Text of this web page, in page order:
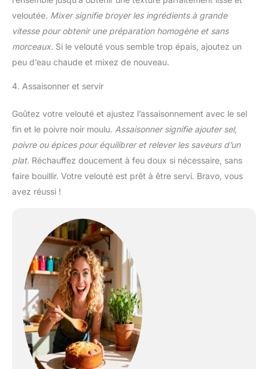
veloutée. Mixer signifie broyer les ingrédients à grande
vitesse pour obtenir une préparation homogène et sans
morceaux. Si le velouté vous semble trop épais, ajoutez un
peu d’eau chaude et mixez de nouveau.
4. Assaisonner et servir
Goûtez votre velouté et ajustez l’assaisonnement avec le sel
fin et le poivre noir moulu. Assaisonner signifie ajouter sel,
poivre ou épices pour équilibrer et relever les saveurs d’un
plat. Réchauffez doucement à feu doux si nécessaire, sans
faire bouillir. Votre velouté est prêt à être servi. Bravo, vous
avez réussi !